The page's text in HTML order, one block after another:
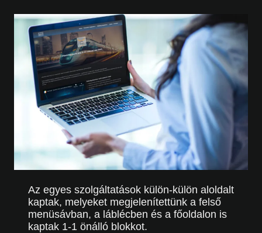
Az egyes szolgáltatások külön-külön aloldalt
kaptak, melyeket megjelenítettünk a felső
menüsávban, a láblécben és a főoldalon is
kaptak 1-1 önálló blokkot.